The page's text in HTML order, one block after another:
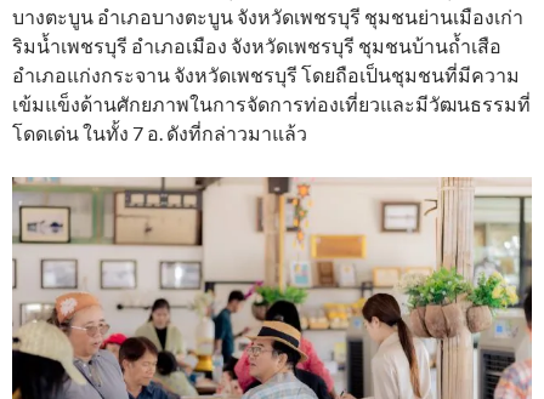
บางตะบูน อำเภอบางตะบูน จังหวัดเพชรบุรี ชุมชนย่านเมืองเก่า
ริมน้ำเพชรบุรี อำเภอเมือง จังหวัดเพชรบุรี ชุมชนบ้านถ้ำเสือ
อำเภอแก่งกระจาน จังหวัดเพชรบุรี โดยถือเป็นชุมชนที่มีความ
เข้มแข็งด้านศักยภาพในการจัดการท่องเที่ยวและมีวัฒนธรรมที่
โดดเด่น ในทั้ง 7 อ. ดังที่กล่าวมาแล้ว